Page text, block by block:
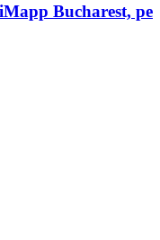
Bucharest, pe